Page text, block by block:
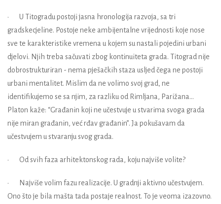
• U Titogradu postoji jasna hronologija razvoja, sa tri
gradskecjeline. Postoje neke ambijentalne vrijednosti koje nose
sve te karakteristike vremena u kojem su nastali pojedini urbani
djelovi. Njih treba sačuvati zbog kontinuiteta grada. Titograd nije
dobrostrukturiran - nema pješačkih staza usljed čega ne postoji
urbani mentalitet. Mislim da ne volimo svoj grad, ne
identifikujemo se sa njim, za razliku od Rimljana, Parižana…
Platon kaže: “Građanin koji ne učestvuje u stvarima svoga grada
nije miran građanin, već rđav građanin”. Ja pokušavam da
učestvujem u stvaranju svog grada.
• Od svih faza arhitektonskog rada, koju najviše volite?
• Najviše volim fazu realizacije. U gradnji aktivno učestvujem.
Ono što je bila mašta tada postaje realnost. To je veoma izazovno.